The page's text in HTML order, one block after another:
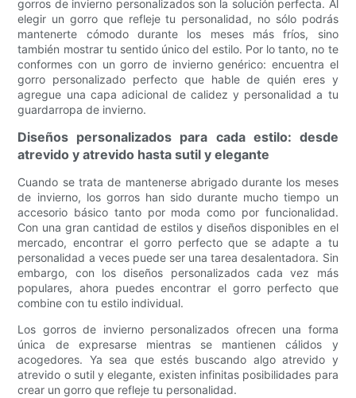
gorros de invierno personalizados son la solución perfecta. Al
elegir un gorro que refleje tu personalidad, no sólo podrás
mantenerte cómodo durante los meses más fríos, sino
también mostrar tu sentido único del estilo. Por lo tanto, no te
conformes con un gorro de invierno genérico: encuentra el
gorro personalizado perfecto que hable de quién eres y
agregue una capa adicional de calidez y personalidad a tu
guardarropa de invierno.
Diseños personalizados para cada estilo: desde
atrevido y atrevido hasta sutil y elegante
Cuando se trata de mantenerse abrigado durante los meses
de invierno, los gorros han sido durante mucho tiempo un
accesorio básico tanto por moda como por funcionalidad.
Con una gran cantidad de estilos y diseños disponibles en el
mercado, encontrar el gorro perfecto que se adapte a tu
personalidad a veces puede ser una tarea desalentadora. Sin
embargo, con los diseños personalizados cada vez más
populares, ahora puedes encontrar el gorro perfecto que
combine con tu estilo individual.
Los gorros de invierno personalizados ofrecen una forma
única de expresarse mientras se mantienen cálidos y
acogedores. Ya sea que estés buscando algo atrevido y
atrevido o sutil y elegante, existen infinitas posibilidades para
crear un gorro que refleje tu personalidad.